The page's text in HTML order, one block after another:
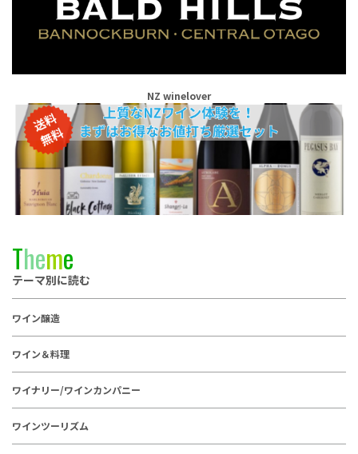
NZ winelover
Theme
テーマ別に読む
ワイン醸造
ワイン＆料理
ワイナリー/ワインカンパニー
ワインツーリズム